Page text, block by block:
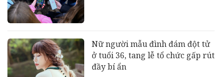
Nữ người mẫu đình đám đột tử
ở tuổi 36, tang lễ tổ chức gấp rút
đầy bí ẩn